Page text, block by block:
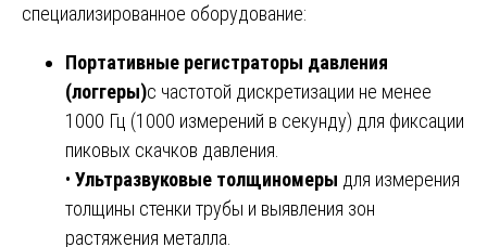
специализированное оборудование:
Портативные регистраторы давления
(логгеры)с частотой дискретизации не менее
1000 Гц (1000 измерений в секунду) для фиксации
пиковых скачков давления.
• Ультразвуковые толщиномеры для измерения
толщины стенки трубы и выявления зон
растяжения металла.